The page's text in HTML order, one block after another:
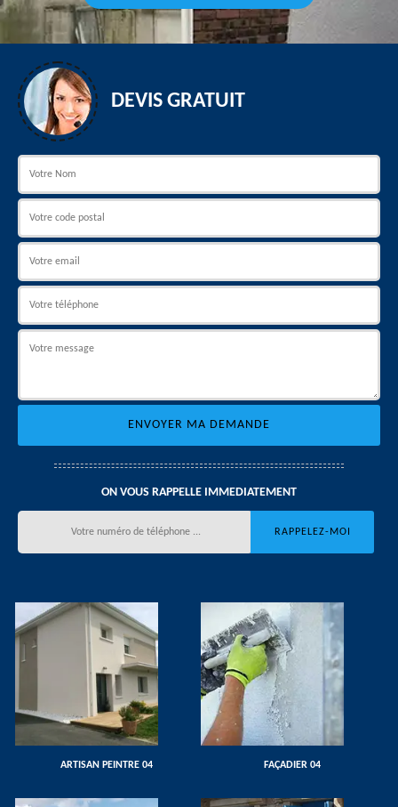
DEVIS GRATUIT
ON VOUS RAPPELLE IMMEDIATEMENT
ARTISAN PEINTRE 04 FAÇADIER 04